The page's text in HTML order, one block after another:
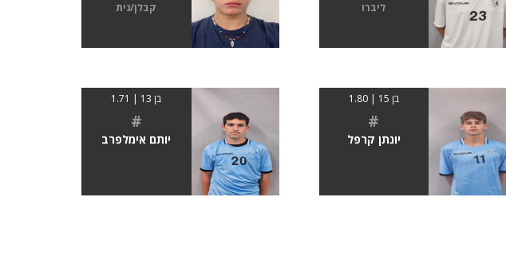
ליברו קבלן/נית
בן 15 | 1.80
#
יונתן קרפל
בן 13 | 1.71
#
יותם אימלפרב